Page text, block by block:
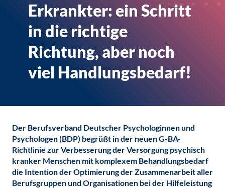
Erkrankter: ein Schritt
in die richtige
Richtung, aber noch
viel Handlungsbedarf!
Der Berufsverband Deutscher Psychologinnen und
Psychologen (BDP) begrüßt in der neuen G-BA-
Richtlinie zur Verbesserung der Versorgung psychisch
kranker Menschen mit komplexem Behandlungsbedarf
die Intention der Optimierung der Zusammenarbeit aller
Berufsgruppen und Organisationen bei der Hilfeleistung